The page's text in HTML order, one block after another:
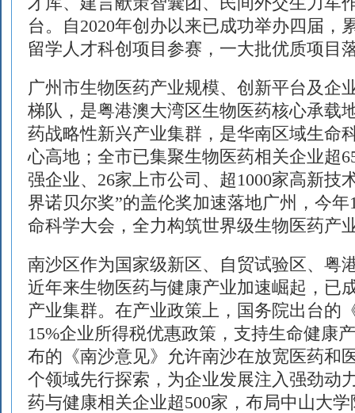
台。自2020年创办以来已成功举办四届，
留学人才科创项目参赛，一大批优质项目
广州市生物医药产业规模、创新平台及企
梯队，是粤港澳大湾区生物医药核心承载
药战略性新兴产业集群，是华南区域生命
心高地；全市已集聚生物医药相关企业超
强企业、26家上市公司、超1000家高新技
界诺贝尔奖”的盖伦奖加速落地广州，今
命科学大会，全力构筑世界级生物医药产
南沙区作为国家级新区、自贸试验区、粤
近年来生物医药与健康产业加速崛起，已
产业集群。在产业政策上，国务院出台的
15%企业所得税优惠政策，支持生命健康
布的《南沙意见》允许南沙在放宽医药和
个领域先行探索，为企业发展注入强劲动
药与健康相关企业超500家，布局中山大